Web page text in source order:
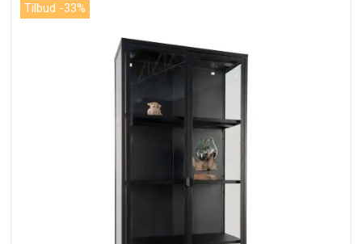
Tilbud -33%